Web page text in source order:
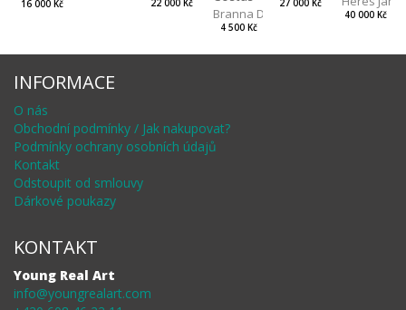
16 000 Kč 22 000 Kč
Branna Dorota
4 500 Kč
27 000 Kč
40 000 Kč
INFORMACE
O nás
Obchodní podmínky / Jak nakupovat?
Podmínky ochrany osobních údajů
Kontakt
Odstoupit od smlouvy
Dárkové poukazy
KONTAKT
Young Real Art
info@youngrealart.com